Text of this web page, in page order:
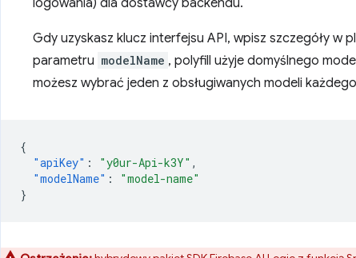
logowania) dla dostawcy backendu.
Gdy uzyskasz klucz interfejsu API, wpisz szczegóły w
parametru modelName , polyfill użyje domyślnego
możesz wybrać jeden z obsługiwanych modeli
{
"apiKey" : "y0ur-Api-k3Y" ,
"modelName" :
"model-name"
}